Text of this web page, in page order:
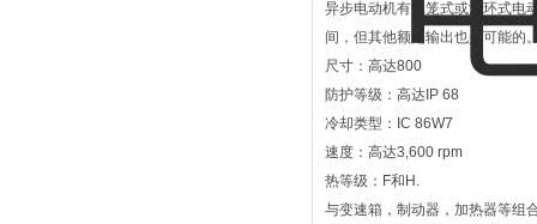
异步电动机有鼠笼式或滑环式电
间，但其他额定输出也是可能的
尺寸：高达800
防护等级：高达IP 68
冷却类型：IC 86W7
速度：高达3,600 rpm
热等级：F和H.
与变速箱，制动器，加热器等组